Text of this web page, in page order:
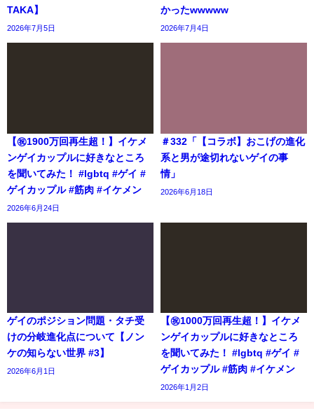
TAKA】
2026年7月5日
かったwwwww
2026年7月4日
【㊗️1900万回再生超！】イケメ
ンゲイカップルに好きなところ
を聞いてみた！ #lgbtq #ゲイ #
ゲイカップル #筋肉 #イケメン
2026年6月24日
＃332「【コラボ】おこげの進化
系と男が途切れないゲイの事
情」
2026年6月18日
ゲイのポジション問題・タチ受
けの分岐進化点について【ノン
ケの知らない世界 #3】
2026年6月1日
【㊗️1000万回再生超！】イケメ
ンゲイカップルに好きなところ
を聞いてみた！ #lgbtq #ゲイ #
ゲイカップル #筋肉 #イケメン
2026年1月2日